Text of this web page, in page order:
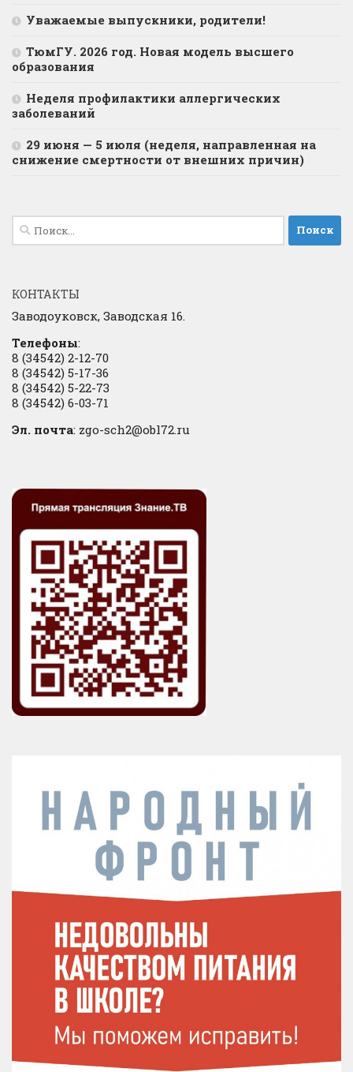
Уважаемые выпускники, родители!
ТюмГУ. 2026 год. Новая модель высшего
образования
Неделя профилактики аллергических
заболеваний
29 июня — 5 июля (неделя, направленная на
снижение смертности от внешних причин)
Найти:
КОНТАКТЫ
Заводоуковск, Заводская 16.
Телефоны:
8 (34542) 2-12-70
8 (34542) 5-17-36
8 (34542) 5-22-73
8 (34542) 6-03-71
Эл. почта: zgo-sch2@obl72.ru